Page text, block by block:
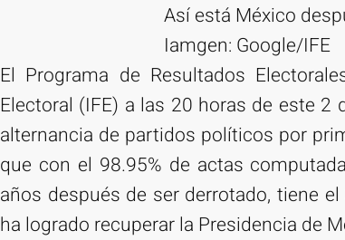
Así está México
Iamgen: Google/IFE
El Programa de Resultados
Electoral (IFE) a las 20 horas de este
alternancia de partidos políticos por
que con el 98.95% de actas
años después de ser derrotado, tiene
ha logrado recuperar la Presidencia de